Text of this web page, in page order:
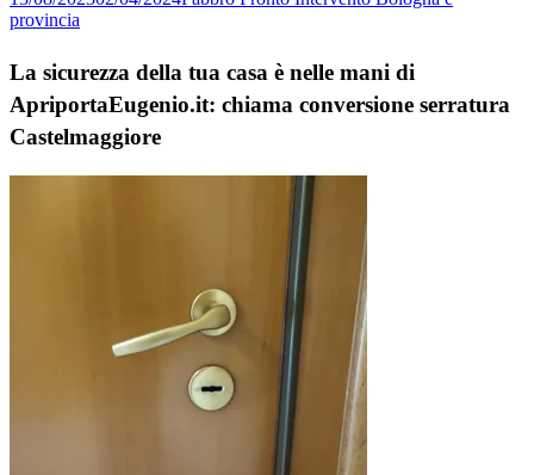
provincia
La sicurezza della tua casa è nelle mani di
ApriportaEugenio.it: chiama conversione serratura
Castelmaggiore